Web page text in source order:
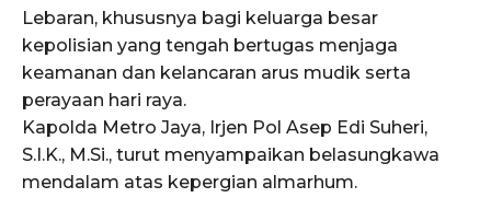
Lebaran, khususnya bagi keluarga besar
kepolisian yang tengah bertugas menjaga
keamanan dan kelancaran arus mudik serta
perayaan hari raya.
Kapolda Metro Jaya, Irjen Pol Asep Edi Suheri,
S.I.K., M.Si., turut menyampaikan belasungkawa
mendalam atas kepergian almarhum.